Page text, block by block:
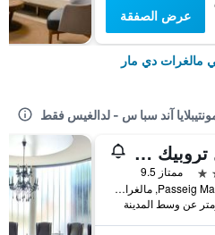
عرض الصفقة
مالغرات دي مار
آند سبا س - لدالغيس فقط
هوتل تروبيك بارك
ممتاز 9.5
Passeig Maritim 68, مالغرات دي مار, كاتالونيا, أسبانيا